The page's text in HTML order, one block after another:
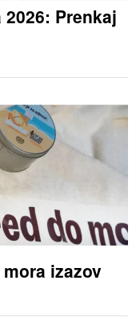
Prenkaj
izazov